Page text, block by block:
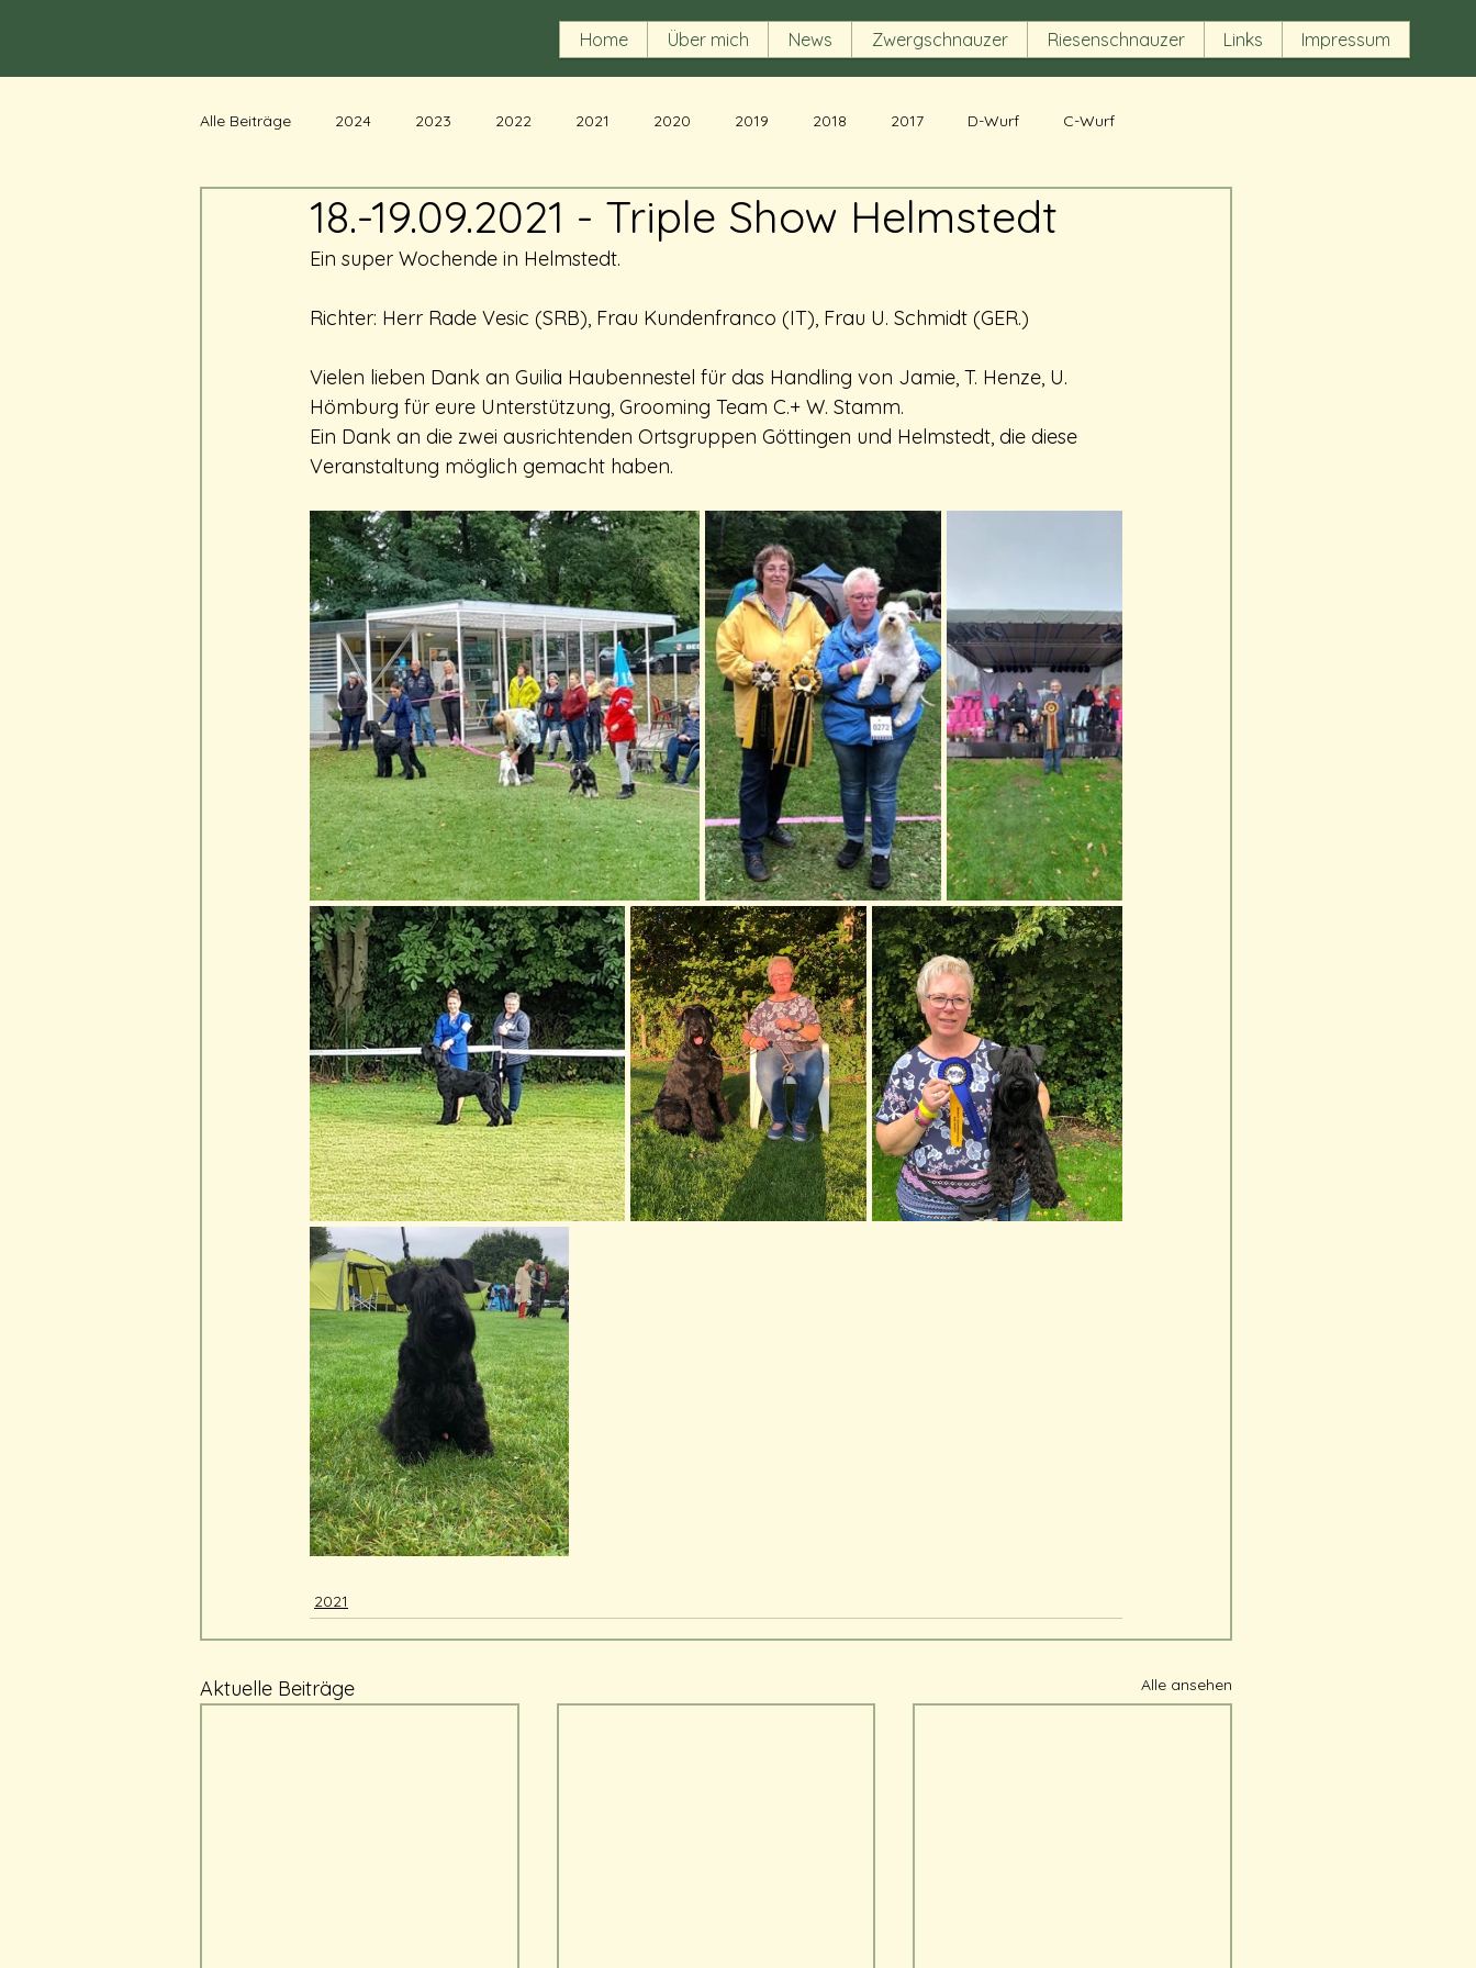
Home Über mich News Zwergschnauzer Riesenschnauzer Links Impressum
Alle Beiträge 2024 2023 2022 2021 2020 2019 2018 2017 D-Wurf C-Wurf
18.-19.09.2021 - Triple Show Helmstedt
Ein super Wochende in Helmstedt.
Richter: Herr Rade Vesic (SRB), Frau Kundenfranco (IT), Frau U. Schmidt (GER.)
Vielen lieben Dank an Guilia Haubennestel für das Handling von Jamie, T. Henze, U.
Hömburg für eure Unterstützung, Grooming Team C.+ W. Stamm.
Ein Dank an die zwei ausrichtenden Ortsgruppen Göttingen und Helmstedt, die diese
Veranstaltung möglich gemacht haben.
2021
Aktuelle Beiträge Alle ansehen